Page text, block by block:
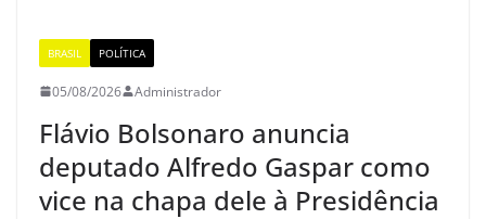
BRASIL POLÍTICA
05/08/2026 Administrador
Flávio Bolsonaro anuncia
deputado Alfredo Gaspar como
vice na chapa dele à Presidência